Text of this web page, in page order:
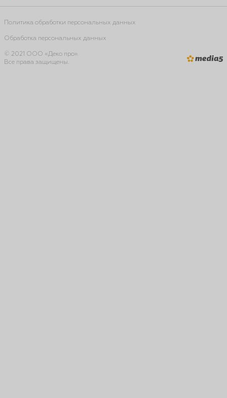
Политика обработки персональных данных
Обработка персональных данных
© 2021 ООО «Деко про».
Все права защищены.